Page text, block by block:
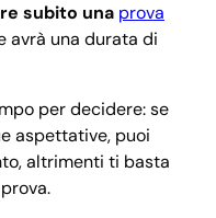
subito una prova
avrà una durata di
per decidere: se
aspettative, puoi
altrimenti ti basta